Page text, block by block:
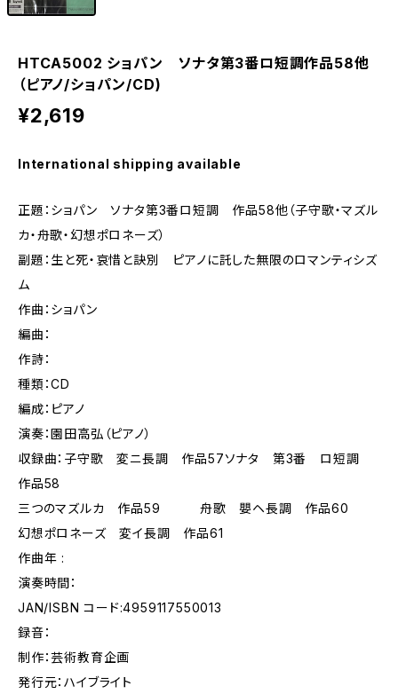
HTCA5002 ショパン ソナタ第3番ロ短調作品58他
（ピアノ/ショパン/CD)
¥2,619
International shipping available
正題：ショパン ソナタ第3番ロ短調 作品58他（子守歌・マズル
カ・舟歌・幻想ポロネーズ）
副題：生と死・哀惜と訣別 ピアノに託した無限のロマンティシズ
ム
作曲：ショパン
編曲：
作詩：
種類：CD
編成：ピアノ
演奏：園田高弘（ピアノ）
収録曲：子守歌 変ニ長調 作品57ソナタ 第3番 ロ短調
作品58
三つのマズルカ 作品59 舟歌 嬰ヘ長調 作品60
幻想ポロネーズ 変イ長調 作品61
作曲年 :
演奏時間：
JAN/ISBN コード:4959117550013
録音：
制作：芸術教育企画
発行元：ハイブライト